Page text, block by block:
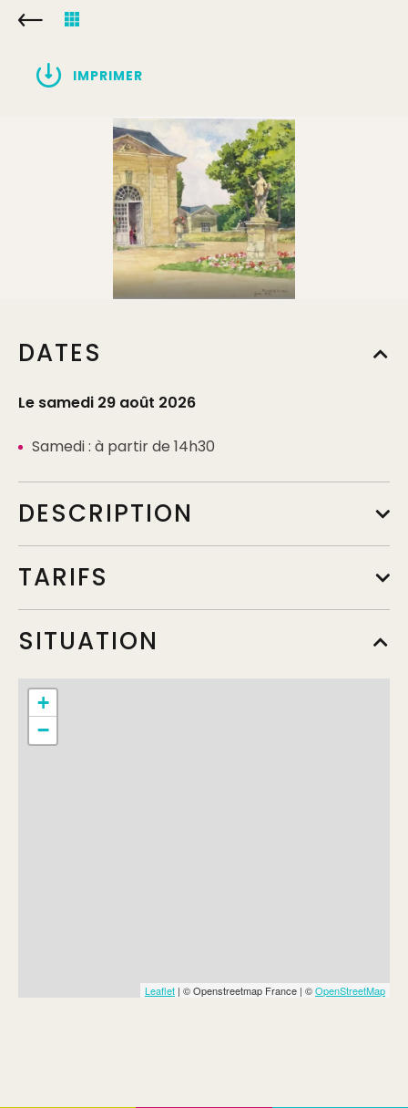
DATES
Le samedi 29 août 2026
Samedi : à partir de 14h30
DESCRIPTION
TARIFS
SITUATION
+
−
Leaflet | © Openstreetmap France | ©OpenStreetMap
IMPRIMER